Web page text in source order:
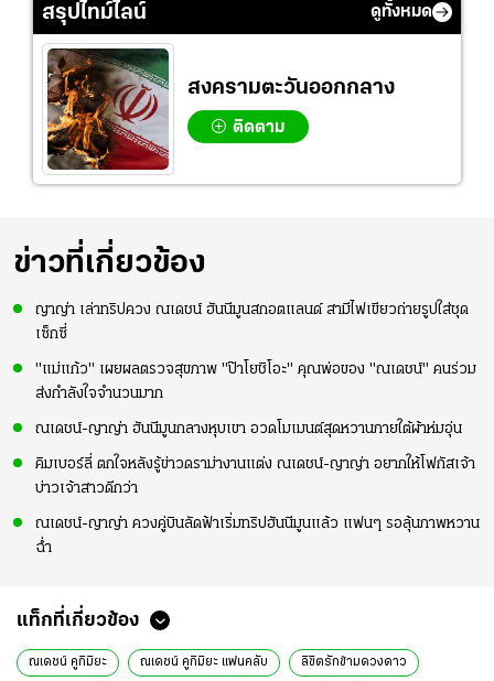
สรุปไทม์ไลน์ ดูทั้งหมด
สงครามตะวันออกกลาง
ติดตาม
ข่าวที่เกี่ยวข้อง
ญาญ่า เล่าทริปควง ณเดชน์ ฮันนีมูนสกอตแลนด์ สามีไฟเขียวถ่ายรูปใส่ชุด
เซ็กซี่
"แม่แก้ว" เผยผลตรวจสุขภาพ "ป๊าโยชิโอะ" คุณพ่อของ "ณเดชน์" คนร่วม
ส่งกำลังใจจำนวนมาก
ณเดชน์-ญาญ่า ฮันนีมูนกลางหุบเขา อวดโมเมนต์สุดหวานภายใต้ผ้าห่มอุ่น
คิมเบอร์ลี่ ตกใจหลังรู้ข่าวดราม่างานแต่ง ณเดชน์-ญาญ่า อยากให้โฟกัสเจ้า
บ่าวเจ้าสาวดีกว่า
ณเดชน์-ญาญ่า ควงคู่บินลัดฟ้าเริ่มทริปฮันนีมูนแล้ว แฟนๆ รอลุ้นภาพหวาน
ฉ่ำ
แท็กที่เกี่ยวข้อง
ณเดชน์ คูกิมิยะ ณเดชน์ คูกิมิยะ แฟนคลับ ลิขิตรักข้ามดวงดาว